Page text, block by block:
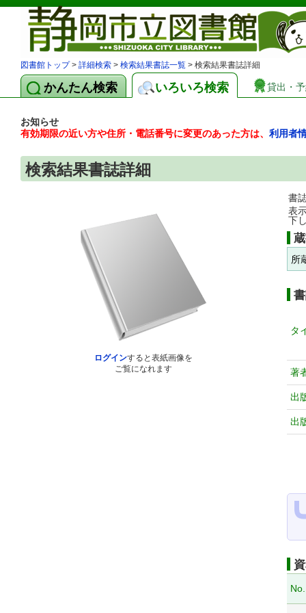
図書館トップ> 詳細検索 > 検索結果書誌一覧 > 検索結果書誌詳細
かんたん検索 いろいろ検索 貸出・
お知らせ
有効期限の近い方や住所・電話番号に変更のあった方は、 利用者
検索結果書誌詳細
ログインすると表紙画像を
ご覧になれます
書
表
下
所
タ
著
出
出
No.